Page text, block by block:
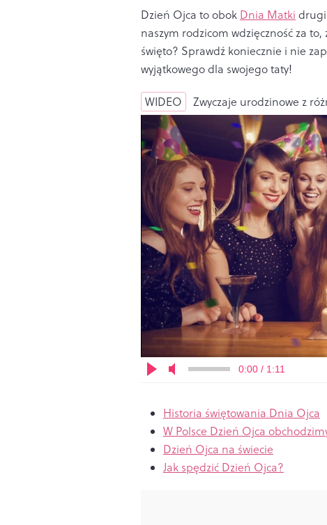
Dzień Ojca to obok Dnia Matki drugi
naszym rodzicom wdzięczność za
święto? Sprawdź koniecznie i nie
wyjątkowego dla swojego taty!
WIDEO Zwyczaje urodzinowe z
0:00 / 1:11
Historia świętowania Dnia Ojca
W Polsce Dzień Ojca
Dzień Ojca na świecie
Jak spędzić Dzień Ojca?